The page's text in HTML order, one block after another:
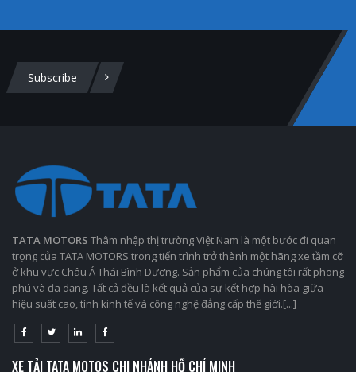
Subscribe
TATA MOTORS Thâm nhập thị trường Việt Nam là một bước đi quan
trọng của TATA MOTORS trong tiến trình trở thành một hãng xe tầm cỡ
ở khu vực Châu Á Thái Bình Dương. Sản phẩm của chúng tôi rất phong
phú và đa dạng. Tất cả đều là kết quả của sự kết hợp hài hòa giữa
hiệu suất cao, tính kinh tế và công nghệ đẳng cấp thế giới.[...]
XE TẢI TATA MOTOS CHI NHÁNH HỒ CHÍ MINH